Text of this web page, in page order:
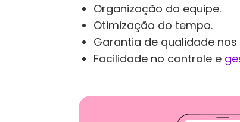
Organização da equipe.
Otimização do tempo.
Garantia de qualidade nos
Facilidade no controle e